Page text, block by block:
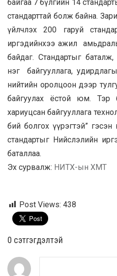
байгаа 7 бүлгийн 14
стандарттай болж байна.
үйлчлэх 200 гаруй
иргэдийнхээ ажил
байдаг. Стандартыг
нэг байгууллага,
нийтийн оролцоон дээр
байгуулах ёстой юм.
хариуцсан байгууллага
бий болгох үүрэгтэй”
стандартыг Нийслэлийн
баталлаа.
Эх сурвалж: НИТХ-ын ХМТ
Post Views: 438
0 cэтгэгдэлтэй